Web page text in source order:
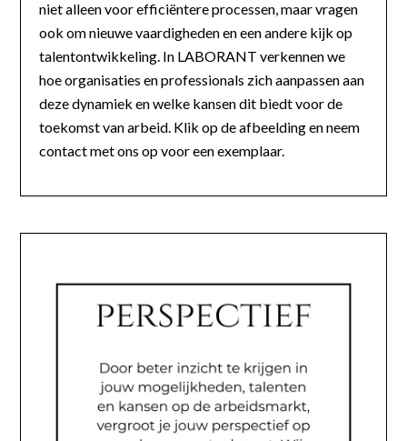
niet alleen voor efficiëntere processen, maar vragen
ook om nieuwe vaardigheden en een andere kijk op
talentontwikkeling. In LABORANT verkennen we
hoe organisaties en professionals zich aanpassen aan
deze dynamiek en welke kansen dit biedt voor de
toekomst van arbeid. Klik op de afbeelding en neem
contact met ons op voor een exemplaar.